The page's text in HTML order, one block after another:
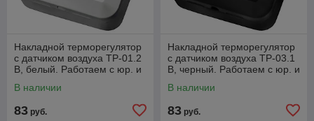
Накладной терморегулятор
с датчиком воздуха ТР-01.2
В, белый. Работаем с юр. и
В наличии
83 руб.
Накладной терморегулятор
с датчиком воздуха ТР-03.1
В, черный. Работаем с юр. и
В наличии
83 руб.